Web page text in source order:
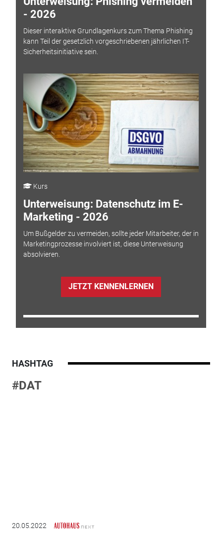
- 2026
Dieser interaktive Grundlagenkurs zum Thema Phishing
kann Teil der gesetzlich vorgeschriebenen jährlichen IT-
Sicherheitsinitiative sein.
Kurs
Unterweisung: Datenschutz im E-
Marketing - 2026
Um Bußgelder zu vermeiden, sollte jeder Mitarbeiter, der in
Marketingprozesse involviert ist, diese Unterweisung
absolvieren.
JETZT KENNENLERNEN
HASHTAG
#DAT
20.05.2022